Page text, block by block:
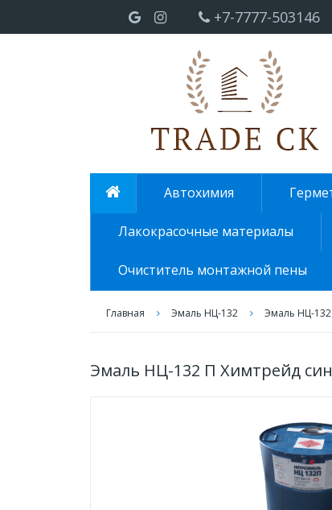
+7-7777-503146
Автохимия
Лакокрасочные материалы
Очиститель монтажной пены
Главная Эмаль НЦ-132 Эмаль НЦ-132
Эмаль НЦ-132 П Химтрейд